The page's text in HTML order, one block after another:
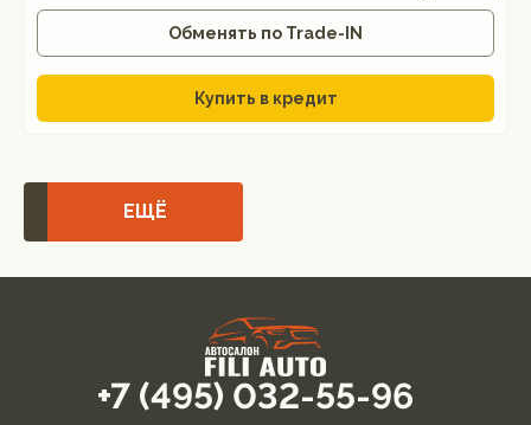
Обменять по Trade-IN
Купить в кредит
ЕЩЁ
+7 (495) 032-55-96